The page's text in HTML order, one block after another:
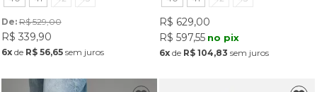
De: R$ 529,00
R$ 339,90
6xde R$ 56,65sem juros
R$ 629,00
R$ 597,55 no pix
6x de R$ 104,83 sem juros